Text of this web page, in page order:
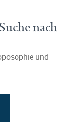
nach
und